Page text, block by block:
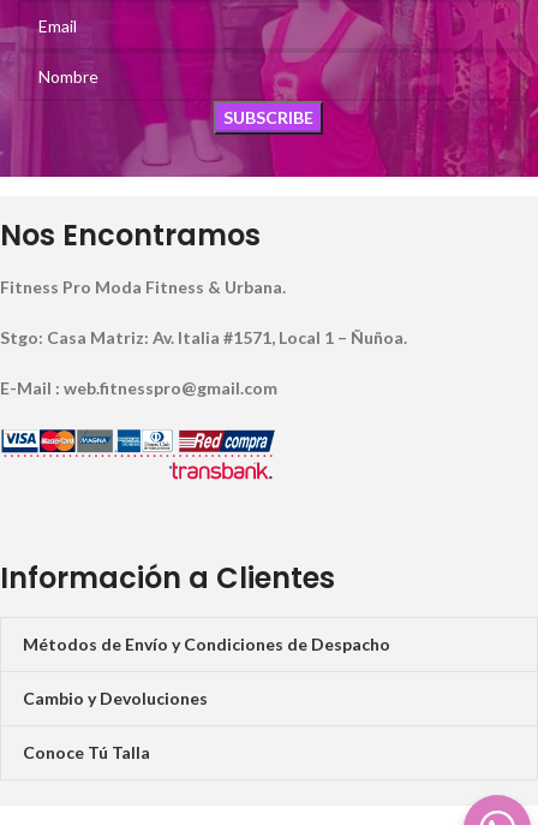
Nos Encontramos
Fitness Pro Moda Fitness & Urbana.
Stgo: Casa Matriz: Av. Italia #1571, Local 1 – Ñuñoa.
E-Mail : web.fitnesspro@gmail.com
Información a Clientes
Métodos de Envío y Condiciones de Despacho
Cambio y Devoluciones
Conoce Tú Talla